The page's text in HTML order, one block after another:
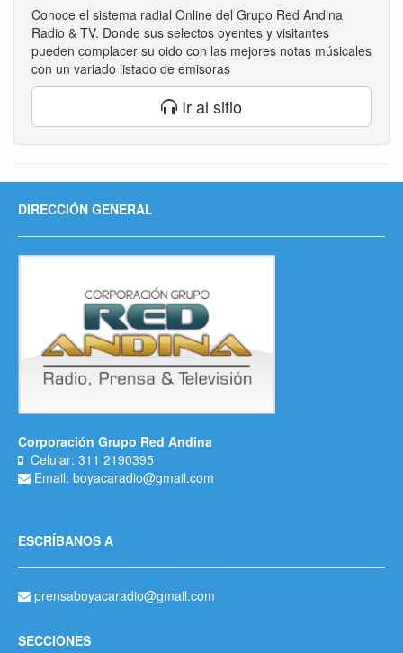
Conoce el sistema radial Online del Grupo Red Andina
Radio & TV. Donde sus selectos oyentes y visitantes
pueden complacer su oido con las mejores notas músicales
con un variado listado de emisoras
Ir al sitio
DIRECCIÓN GENERAL
Corporación Grupo Red Andina
Celular: 311 2190395
Email: boyacaradio@gmail.com
ESCRÍBANOS A
prensaboyacaradio@gmail.com
SECCIONES